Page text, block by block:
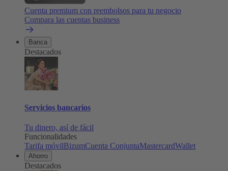
Cuenta premium con reembolsos para tu negocio
Compara las cuentas business
Banca
Destacados
Servicios bancarios
Tu dinero, así de fácil
Funcionalidades
Tarifa móvilBizumCuenta ConjuntaMastercardWallet
Ahorro
Destacados